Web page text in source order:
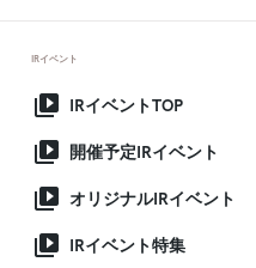
IRイベント
IRイベントTOP
開催予定IRイベント
オリジナルIRイベント
IRイベント特集